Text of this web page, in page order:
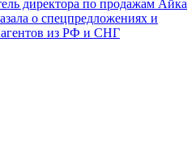
директора по продажам Айка
о спецпредложениях и
агентов из РФ и СНГ